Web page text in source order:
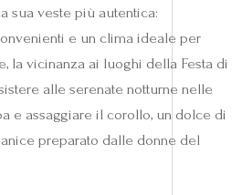
sua veste più autentica:
e un clima ideale per
la vicinanza ai luoghi della Festa di
alle serenate notturne nelle
e assaggiare il corollo, un dolce di
preparato dalle donne del